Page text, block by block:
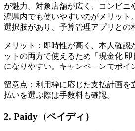
が魅力。対象店舗が広く、コンビニ
潟県内でも使いやすいのがメリット
選択肢があり、予算管理アプリとの
メリット：即時性が高く、本人確認
ットの両方で使えるため「現金化
になりやすい。キャンペーンでポイ
留意点：利用枠に応じた支払計画を
払いを選ぶ際は手数料も確認。
2. Paidy（ペイディ）